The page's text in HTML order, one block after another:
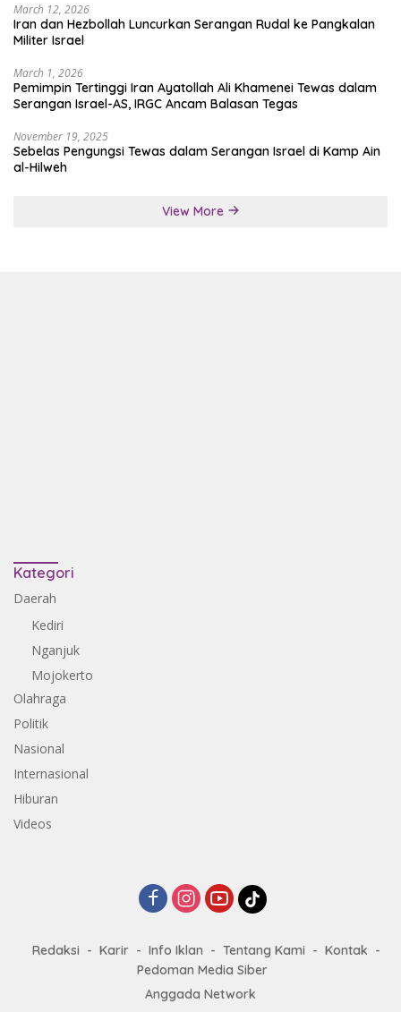
March 12, 2026
Iran dan Hezbollah Luncurkan Serangan Rudal ke Pangkalan
Militer Israel
March 1, 2026
Pemimpin Tertinggi Iran Ayatollah Ali Khamenei Tewas dalam
Serangan Israel-AS, IRGC Ancam Balasan Tegas
November 19, 2025
Sebelas Pengungsi Tewas dalam Serangan Israel di Kamp Ain
al-Hilweh
View More
Kategori
Daerah
Kediri
Nganjuk
Mojokerto
Olahraga
Politik
Nasional
Internasional
Hiburan
Videos
Redaksi Karir Info Iklan Tentang Kami
Kontak
Pedoman Media Siber
Anggada Network